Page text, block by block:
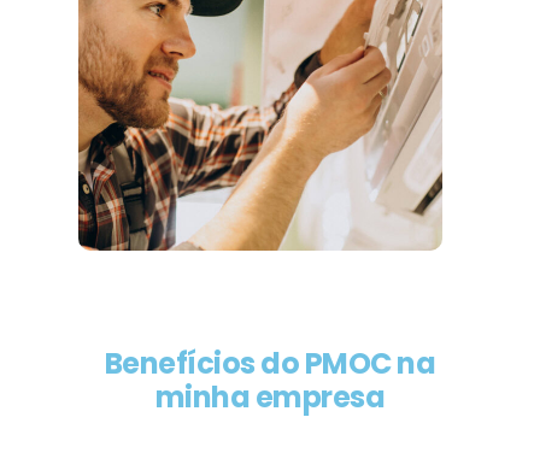
Benefícios do PMOC na
minha empresa